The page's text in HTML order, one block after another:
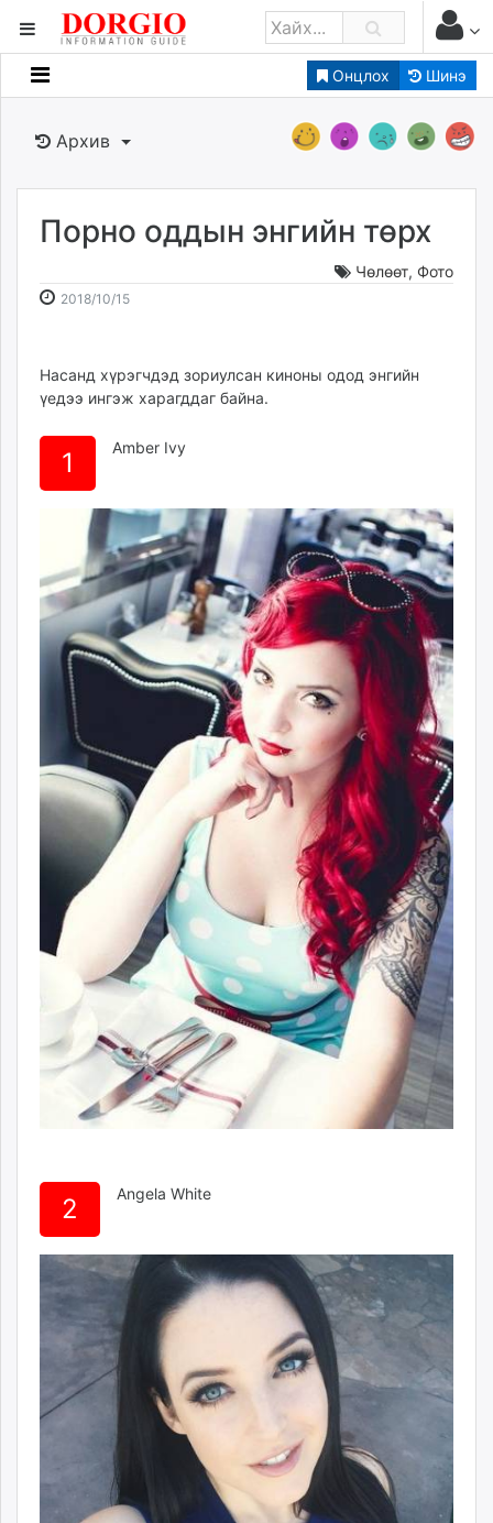
Онцлох Шинэ
Мэдээллийн
Банк санхүү
Бизнес ААН
Төрийн
Нийслэлийн
caak.mn
news.mn
Baabar.mn
tovch.mn
Livetv.mn
Eguur.mn
24tsag.mn
shuud.mn
eagle.mn
ergelt.mn
zarig.mn
today.mn
zuv.mn
mminfo.mn
ugluu.mn
unen.mn
asu.mn
shudarga.mn
shuurhai.mn
unuudur.mn
mglradio.com
itoim.mn
times.mn
mass.mn
assa.mn
toim.mn
tac.mn
paparazzi.mn
unread.today
Архив
Порно оддын энгийн төрх
Чөлөөт, Фото
2018/10/152018-
13:27:31
2026-
11:24:58
Насанд хүрэгчдэд зориулсан киноны одод энгийн
үедээ ингэж харагддаг байна.
1 Amber Ivy
2 Angela White